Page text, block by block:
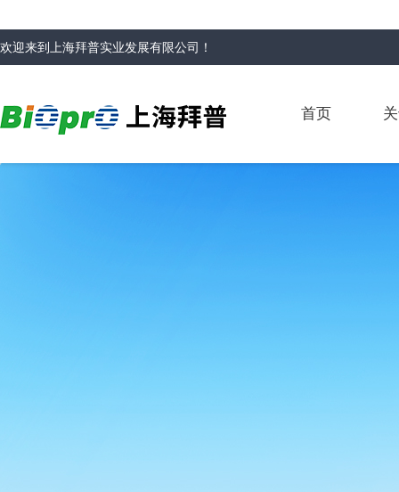
欢迎来到 上海拜普实业发展有限公司 ！
首页